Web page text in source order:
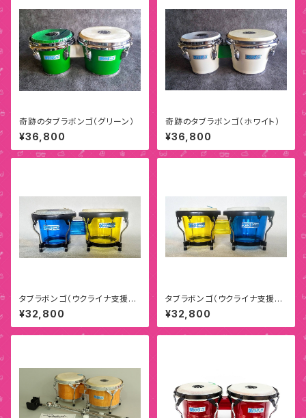
奇跡のタブラボンゴ（グリーン）
¥36,800
奇跡のタブラボンゴ（ホワイト）
¥36,800
タブラボンゴ（ウクライナ支援モ
デルA）
¥32,800
タブラボンゴ（ウクライナ支援モ
デルB）
¥32,800